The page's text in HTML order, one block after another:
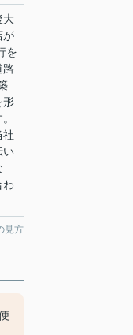
大
が
を
路
形
社
い
わ
見方